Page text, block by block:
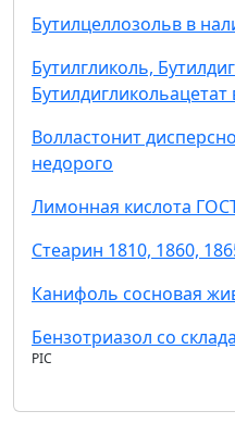
Бутилцеллозольв в
Бутилгликоль,
Волластонит
недорого
Лимонная кислота
Стеарин 1810, 1860,
Канифоль сосновая
Бензотриазол со
PIC